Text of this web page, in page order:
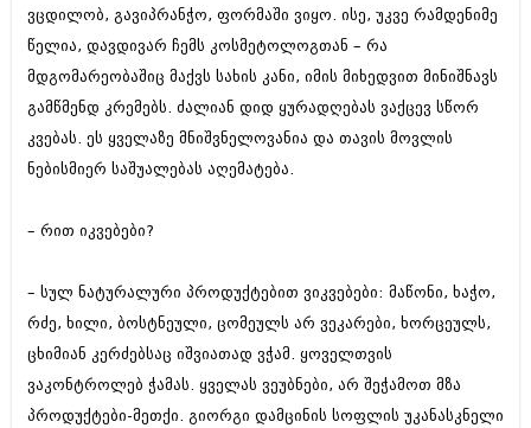
ჰოროსკოპი და შეუცნობელი
კრიმინალი
რომანი და დეტექტივი
სახალისო ამბები
შოუბიზნესი
ქალი და მამაკაცი
ისტორია
სხვადასხვა
რომანი და დეტექტივი
სახალისო ამბები
შოუბიზნესი
დაიჯესტი
ისტორია
სხვადასხვა
ანონსი
არქივი
ვცდილობ, გავიპრანჭო, ფორმაში ვიყო. ისე, უკვე რამდენიმე
წელია, დავდივარ ჩემს კოსმეტოლოგთან – რა
მდგომარეობაშიც მაქვს სახის კანი, იმის მიხედვით მინიშნავს
გამწმენდ კრემებს. ძალიან დიდ ყურადღებას ვაქცევ სწორ
კვებას. ეს ყველაზე მნიშვნელოვანია და თავის მოვლის
ნებისმიერ საშუალებას აღემატება.
– რით იკვებები?
– სულ ნატურალური პროდუქტებით ვიკვებები: მაწონი, ხაჭო,
რძე, ხილი, ბოსტნეული, ცომეულს არ ვეკარები, ხორცეულს,
ცხიმიან კერძებსაც იშვიათად ვჭამ. ყოველთვის
ვაკონტროლებ ჭამას. ყველას ვეუბნები, არ შეჭამოთ მზა
პროდუქტები-მეთქი. გიორგი დამცინის სოფლის უკანასკნელი